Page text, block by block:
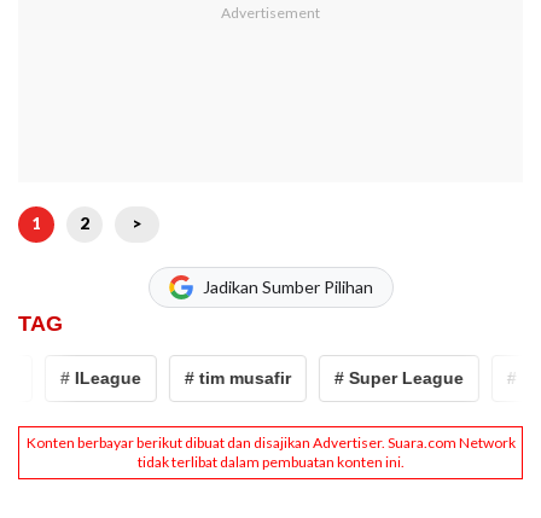
1 2 >
Jadikan Sumber Pilihan
TAG
# ILeague # tim musafir # Super League # kesit